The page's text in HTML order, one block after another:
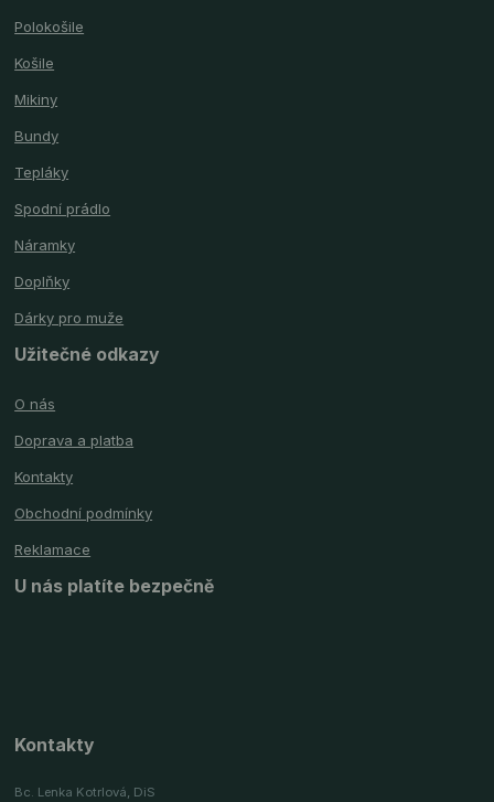
Polokošile
Košile
Mikiny
Bundy
Tepláky
Spodní prádlo
Náramky
Doplňky
Dárky pro muže
Užitečné odkazy
O nás
Doprava a platba
Kontakty
Obchodní podmínky
Reklamace
U nás platíte bezpečně
Kontakty
Bc. Lenka Kotrlová, DiS